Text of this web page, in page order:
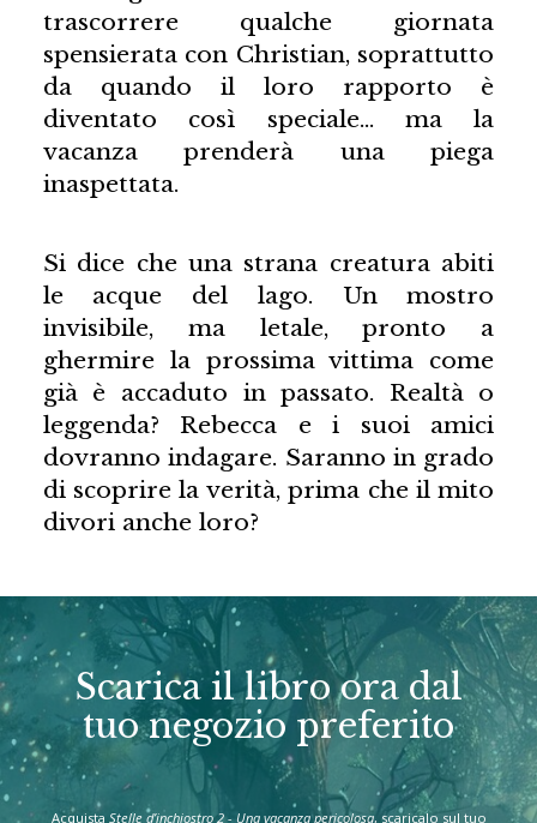
trascorrere qualche giornata
spensierata con Christian, soprattutto
da quando il loro rapporto è
diventato così speciale… ma la
vacanza prenderà una piega
inaspettata.
Si dice che una strana creatura abiti
le acque del lago. Un mostro
invisibile, ma letale, pronto a
ghermire la prossima vittima come
già è accaduto in passato. Realtà o
leggenda? Rebecca e i suoi amici
dovranno indagare. Saranno in grado
di scoprire la verità, prima che il mito
divori anche loro?
Scarica il libro ora dal
tuo negozio preferito
Acquista Stelle d’inchiostro 2 - Una vacanza pericolosa, scaricalo sul tuo